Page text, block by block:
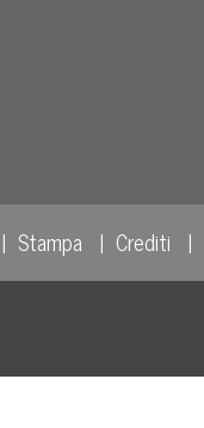
Stampa Crediti